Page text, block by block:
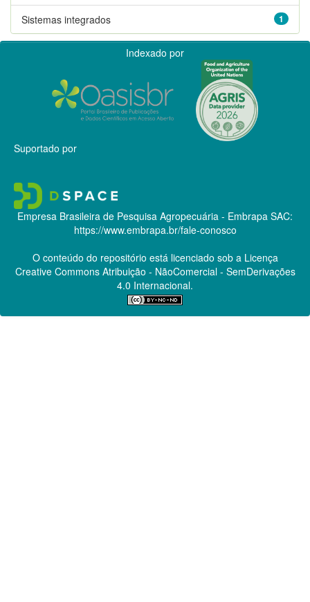
1
Sistemas integrados
Indexado por
Suportado por
Empresa Brasileira de Pesquisa Agropecuária - Embrapa SAC:
https://www.embrapa.br/fale-conosco
O conteúdo do repositório está licenciado sob a Licença
Creative CommonsAtribuição - NãoComercial - SemDerivações
4.0 Internacional.